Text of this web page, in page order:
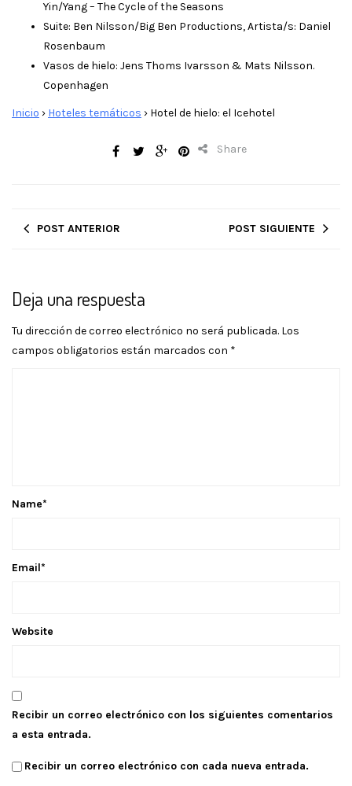
Yin/Yang – The Cycle of the Seasons
Suite: Ben Nilsson/Big Ben Productions, Artista/s: Daniel
Rosenbaum
Vasos de hielo: Jens Thoms Ivarsson & Mats Nilsson.
Copenhagen
Inicio › Hoteles temáticos › Hotel de hielo: el Icehotel
Share
POST ANTERIOR POST SIGUIENTE
Deja una respuesta
Tu dirección de correo electrónico no será publicada. Los
campos obligatorios están marcados con *
Name*
Email*
Website
Recibir un correo electrónico con los siguientes comentarios
a esta entrada.
Recibir un correo electrónico con cada nueva entrada.